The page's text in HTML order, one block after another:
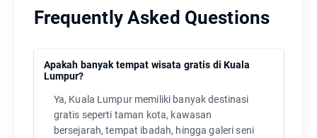
Frequently Asked Questions
Apakah banyak tempat wisata gratis di Kuala
Lumpur?
Ya, Kuala Lumpur memiliki banyak destinasi
gratis seperti taman kota, kawasan
bersejarah, tempat ibadah, hingga galeri seni